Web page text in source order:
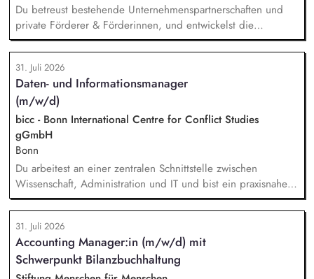
Du betreust bestehende Unternehmenspartnerschaften und
private Förderer & Förderinnen, und entwickelst die
Zusammenarbeit systematisch weiter. Du identifizierst neue
Unternehmen und Förderer & Förderinnen und sprichst sie
aktiv an. Du planst und setzt Fundraising-Maßnahmen
eigenständig um und verfolgst deren Ergebnisse. Du
arbeitest eng mit der Landesdirektion, dem Marketing und
unseren Programmkollegen zusammen.
31. Juli 2026
Daten- und Informationsmanager
(m/w/d)
bicc - Bonn International Centre for Conflict Studies
gGmbH
Bonn
Du arbeitest an einer zentralen Schnittstelle zwischen
Wissenschaft, Administration und IT und bist ein praxisnaher
Allrounder in den verschiedenen Themenbereichen. In dieser
Rolle betreust Du unsere Bibliothek, entwickelst unser
Forschungsinformationssystem (FIS) und das institutionelle
Forschungsdatenmanagement (FDM) weiter. Du sicherst die
Qualität und Nachvollziehbarkeit von
31. Juli 2026
Accounting Manager:in (m/w/d) mit
Schwerpunkt Bilanzbuchhaltung